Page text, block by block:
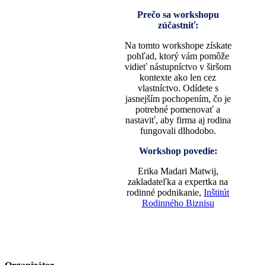
Prečo sa workshopu
zúčastniť:
Na tomto workshope získate
pohľad, ktorý vám pomôže
vidieť nástupníctvo v širšom
kontexte ako len cez
vlastníctvo. Odídete s
jasnejším pochopením, čo je
potrebné pomenovať a
nastaviť, aby firma aj rodina
fungovali dlhodobo.
Workshop povedie:
Erika Madari Matwij,
zakladateľka a expertka na
rodinné podnikanie,Inštitút
Rodinného Biznisu